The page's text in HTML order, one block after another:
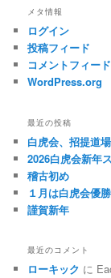
メタ情報
ログイン
投稿フィード
コメントフィード
WordPress.org
最近の投稿
白虎会、招提道
2026白虎会新年
稽古初め
１月は白虎会優
謹賀新年
最近のコメント
ローキック に